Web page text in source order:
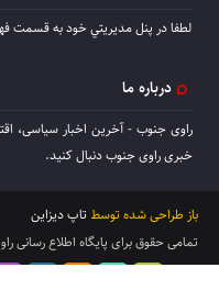
لطفا در پنل مديريتي خود به قسمت
درباره ما
راوی جنوب - آخرین اخبار سیاسی،
خبری راوی جنوب دنبال کنید.
باز طراحی شده توسط تاپ دیزاین
تمامی حقوق برای پایگاه اطلاع